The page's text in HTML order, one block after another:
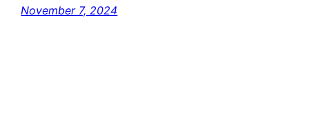
November 7, 2024